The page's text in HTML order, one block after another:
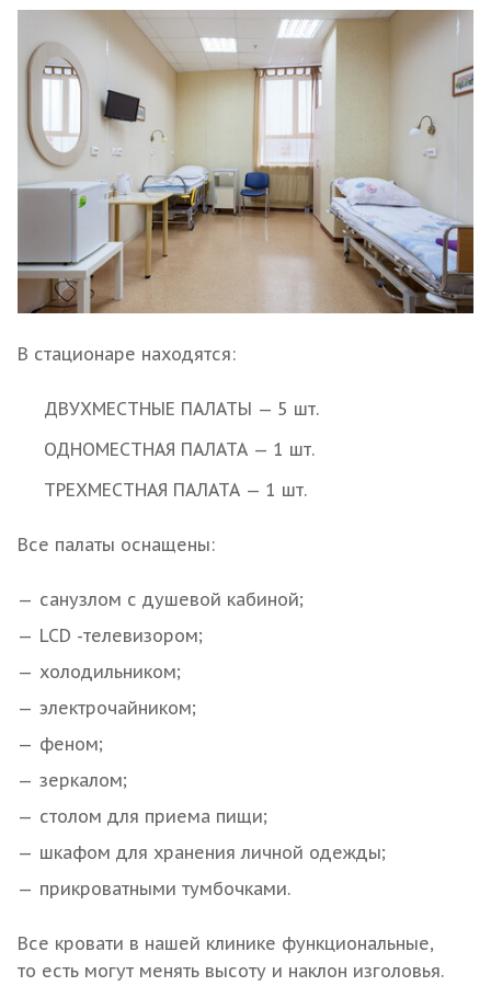
В стационаре находятся:
ДВУХМЕСТНЫЕ ПАЛАТЫ — 5 шт.
ОДНОМЕСТНАЯ ПАЛАТА — 1 шт.
ТРЕХМЕСТНАЯ ПАЛАТА — 1 шт.
Все палаты оснащены:
санузлом с душевой кабиной;
LCD -телевизором;
холодильником;
электрочайником;
феном;
зеркалом;
столом для приема пищи;
шкафом для хранения личной одежды;
прикроватными тумбочками.
Все кровати в нашей клинике функциональные,
то есть могут менять высоту и наклон изголовья.